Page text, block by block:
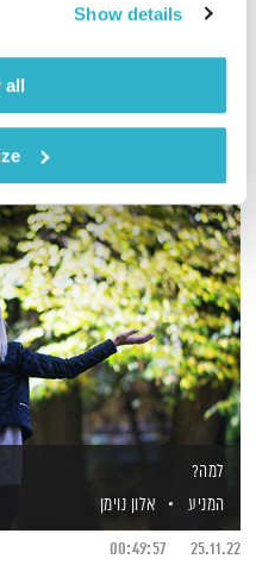
Show details
all
של גלית גורא-עיני
אודיו
למה?
המניע
אלון נוימן
25.11.22
00:49:57